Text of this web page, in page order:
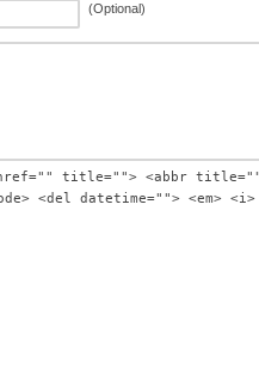
(Optional)
title=""> <abbr
<del datetime=""> <em>